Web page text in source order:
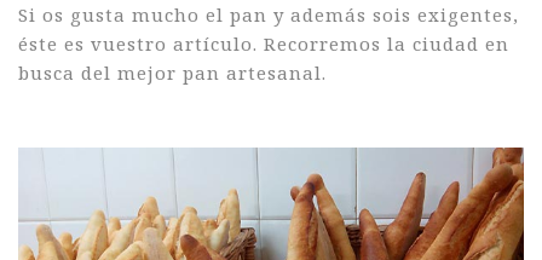
Si os gusta mucho el pan y además sois exigentes,
éste es vuestro artículo. Recorremos la ciudad en
busca del mejor pan artesanal.